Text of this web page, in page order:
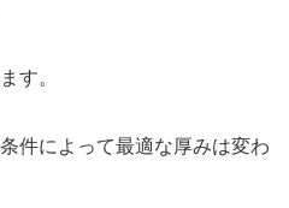
す。
件によって最適な厚みは変わ